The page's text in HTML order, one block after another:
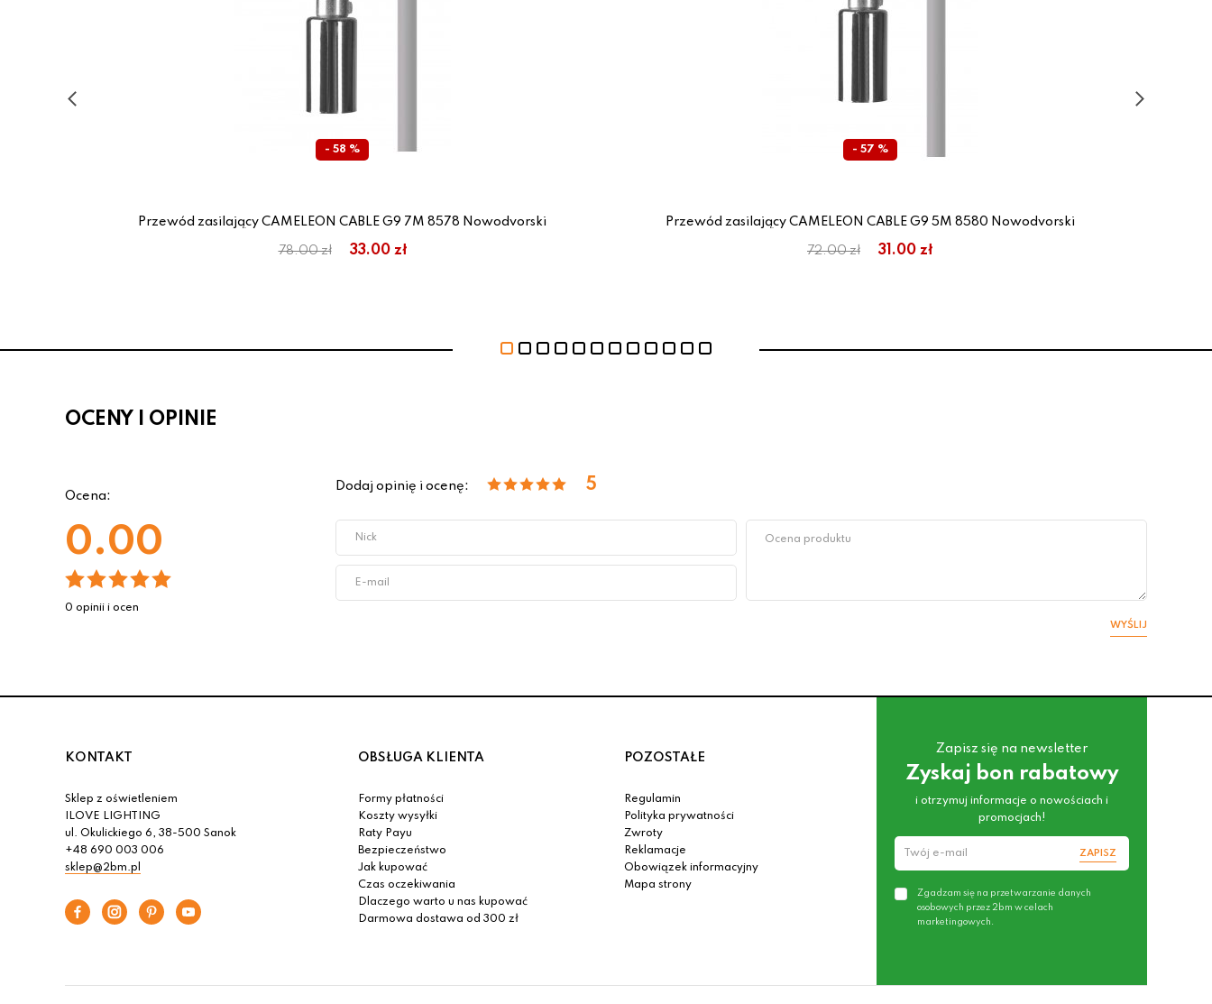
- 58 %
Przewód zasilający CAMELEON CABLE G9 7M 8578 Nowodvorski
78.00 zł 33.00 zł
- 57 %
Przewód zasilający CAMELEON CABLE G9 5M 8580 Nowodvorski
72.00 zł 31.00 zł
OCENY I OPINIE
Ocena:
0.00
0 opinii i ocen
Dodaj opinię i ocenę: 5
WYŚLIJ
KONTAKT
Sklep z oświetleniem
ILOVE LIGHTING
ul. Okulickiego 6, 38-500 Sanok
+48 690 003 006
sklep@2bm.pl
OBSŁUGA KLIENTA
Formy płatności
Koszty wysyłki
Raty Payu
Bezpieczeństwo
Jak kupować
Czas oczekiwania
Dlaczego warto u nas kupować
Darmowa dostawa od 300 zł
POZOSTAŁE
Regulamin
Polityka prywatności
Zwroty
Reklamacje
Obowiązek informacyjny
Mapa strony
Zapisz się na newsletter
Zyskaj bon rabatowy
i otrzymuj informacje o nowościach i
promocjach!
ZAPISZ
Zgadzam się na przetwarzanie danych
osobowych przez 2bm w celach
marketingowych.